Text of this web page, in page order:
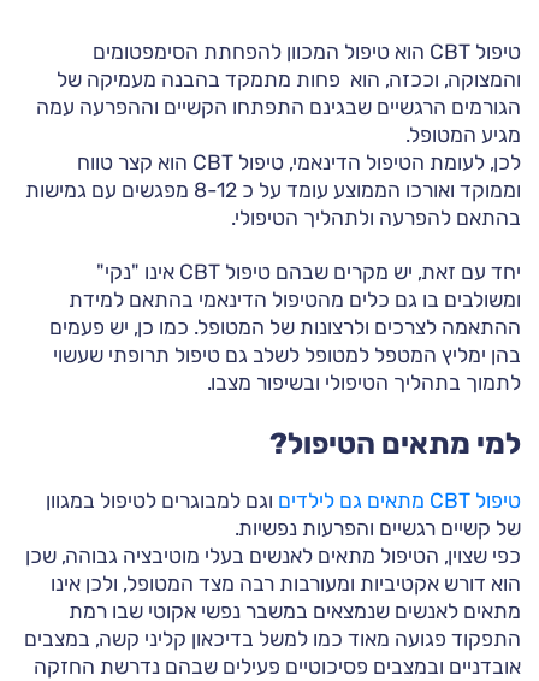
טיפול CBT הוא טיפול המכוון להפחתת הסימפטומים
והמצוקה, וככזה, הוא פחות מתמקד בהבנה מעמיקה של
הגורמים הרגשיים שבגינם התפתחו הקשיים וההפרעה עמה
מגיע המטופל.
לכן, לעומת הטיפול הדינאמי, טיפול CBT הוא קצר טווח
וממוקד ואורכו הממוצע עומד על כ 8-12 מפגשים עם גמישות
בהתאם להפרעה ולתהליך הטיפולי.
יחד עם זאת, יש מקרים שבהם טיפול CBT אינו "נקי"
ומשולבים בו גם כלים מהטיפול הדינאמי בהתאם למידת
ההתאמה לצרכים ולרצונות של המטופל. כמו כן, יש פעמים
בהן ימליץ המטפל למטופל לשלב גם טיפול תרופתי שעשוי
לתמוך בתהליך הטיפולי ובשיפור מצבו.
למי מתאים הטיפול?
טיפול CBT מתאים גם לילדים
וגם למבוגרים לטיפול במגוון
של קשיים רגשיים והפרעות נפשיות.
כפי שצוין, הטיפול מתאים לאנשים בעלי מוטיבציה גבוהה, שכן
הוא דורש אקטיביות ומעורבות רבה מצד המטופל, ולכן אינו
מתאים לאנשים שנמצאים במשבר נפשי אקוטי שבו רמת
התפקוד פגועה מאוד כמו למשל בדיכאון קליני קשה, במצבים
אובדניים ובמצבים פסיכוטיים פעילים שבהם נדרשת החזקה